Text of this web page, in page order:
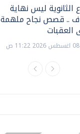
الثانوية ليس نهاية
.. قصص نجاح ملهمة
العقبات